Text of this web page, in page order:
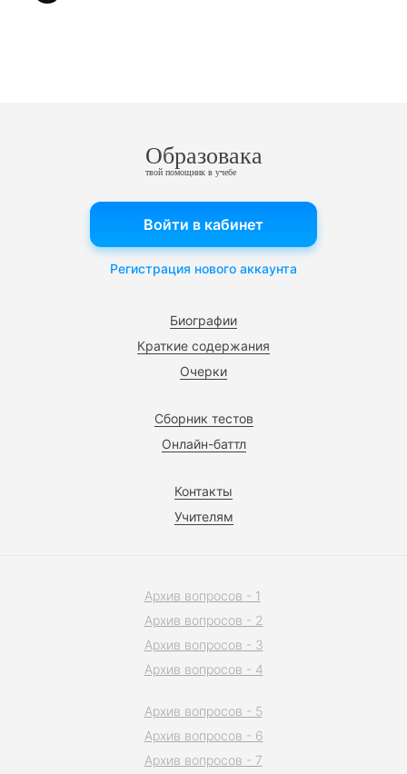
Образовака
твой помощник в учебе
Биографии
Краткие содержания
Очерки
Сборник тестов
Онлайн-баттл
Контакты
Учителям
Войти в кабинет
Регистрация нового аккаунта
Архив вопросов - 1
Архив вопросов - 2
Архив вопросов - 3
Архив вопросов - 4
Архив вопросов - 5
Архив вопросов - 6
Архив вопросов - 7